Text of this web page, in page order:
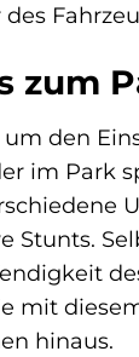
zum
um den
im Park
mit
hinaus.